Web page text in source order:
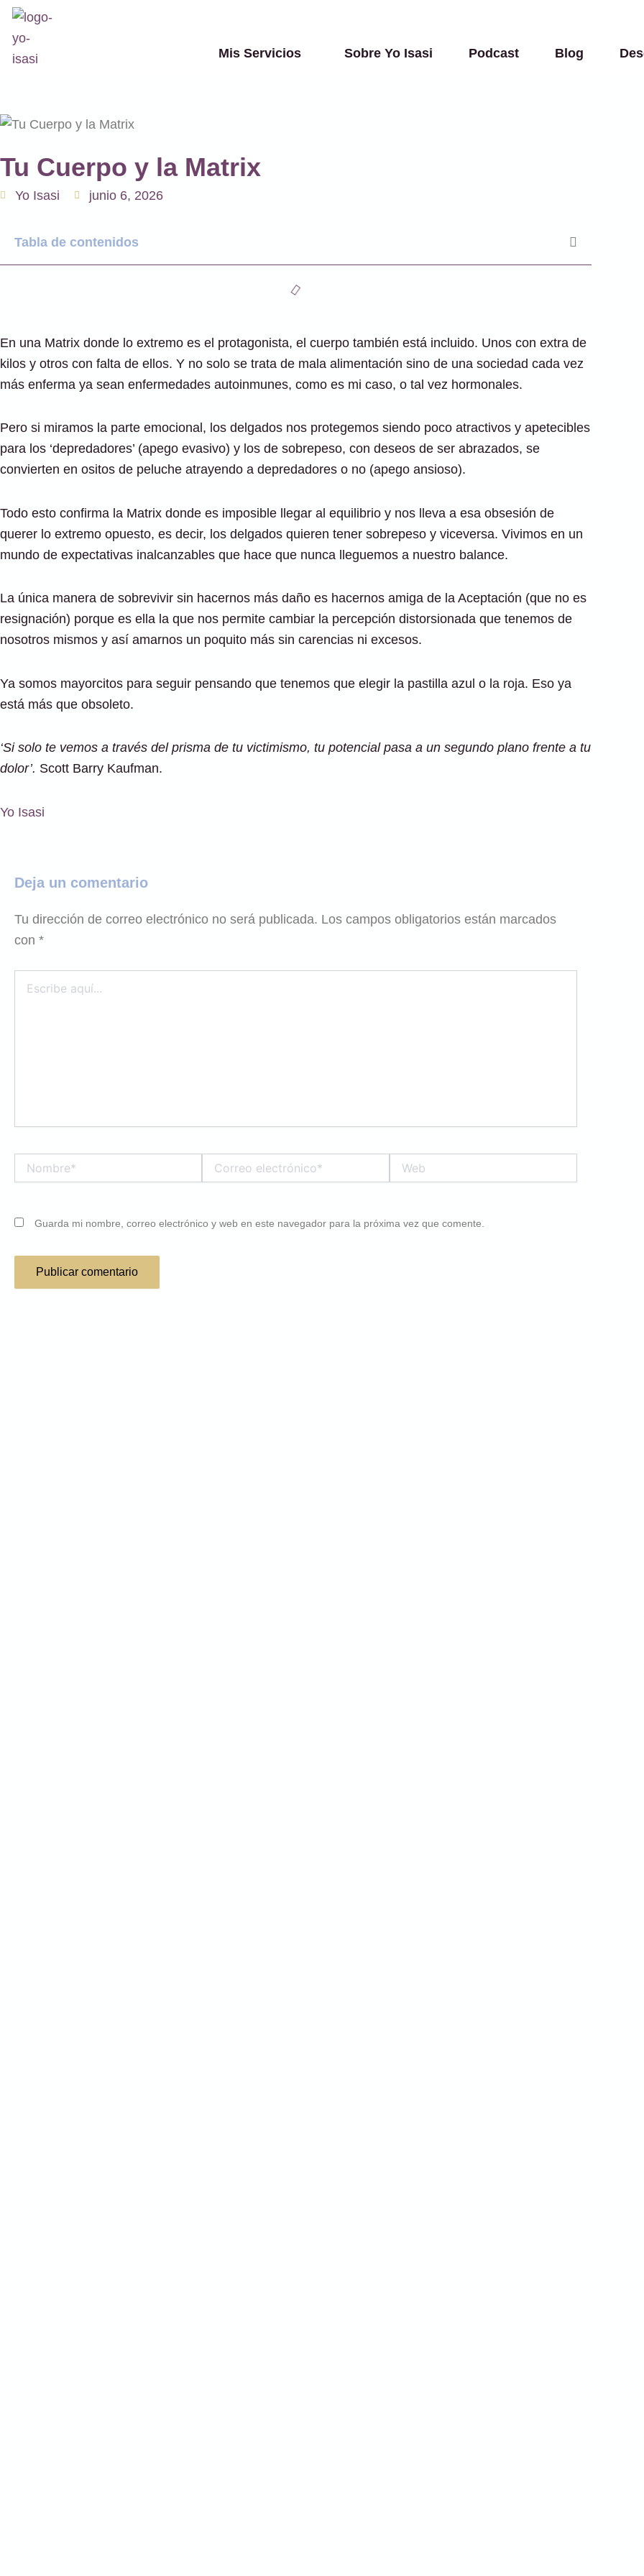
contenido
Mis Servicios Sobre Yo Isasi Podcast Blog
Tu Cuerpo y la Matrix
Yo Isasi junio 6, 2026
Tabla de contenidos
En una Matrix donde lo extremo es el protagonista, el cuerpo también está incluido. Unos con extra de
kilos y otros con falta de ellos. Y no solo se trata de mala alimentación sino de una sociedad cada vez
más enferma ya sean enfermedades autoinmunes, como es mi caso, o tal vez hormonales.
Pero si miramos la parte emocional, los delgados nos protegemos siendo poco atractivos y apetecibles
para los ‘depredadores’ (apego evasivo) y los de sobrepeso, con deseos de ser abrazados, se
convierten en ositos de peluche atrayendo a depredadores o no (apego ansioso).
Todo esto confirma la Matrix donde es imposible llegar al equilibrio y nos lleva a esa obsesión de
querer lo extremo opuesto, es decir, los delgados quieren tener sobrepeso y viceversa. Vivimos en un
mundo de expectativas inalcanzables que hace que nunca lleguemos a nuestro balance.
La única manera de sobrevivir sin hacernos más daño es hacernos amiga de la Aceptación (que no es
resignación) porque es ella la que nos permite cambiar la percepción distorsionada que tenemos de
nosotros mismos y así amarnos un poquito más sin carencias ni excesos.
Ya somos mayorcitos para seguir pensando que tenemos que elegir la pastilla azul o la roja. Eso ya
está más que obsoleto.
‘Si solo te vemos a través del prisma de tu victimismo, tu potencial pasa a un segundo plano frente a tu
dolor’. Scott Barry Kaufman.
Yo Isasi
Deja un comentario
Tu dirección de correo electrónico no será publicada. Los campos obligatorios están marcados
con *
aquí...
electrónico*
Guarda mi nombre, correo electrónico y web en este navegador para la próxima vez que comente.